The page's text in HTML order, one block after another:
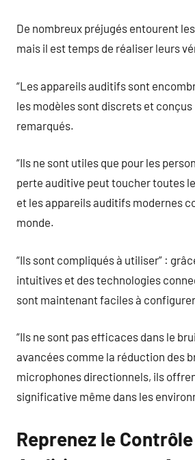
De nombreux préjugés entourent
mais il est temps de réaliser leurs
“Les appareils auditifs sont
les modèles sont discrets et conçus
remarqués.
“Ils ne sont utiles que pour les
perte auditive peut toucher toutes
et les appareils auditifs modernes
monde.
“Ils sont compliqués à utiliser” :
intuitives et des technologies
sont maintenant faciles à
“Ils ne sont pas efficaces dans le
avancées comme la réduction des
microphones directionnels, ils
significative même dans les
Reprenez le